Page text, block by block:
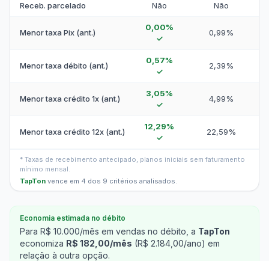
Receb. parcelado Não Não
Menor taxa Pix (ant.)
0,00%
✓
0,99%
Menor taxa débito (ant.)
0,57%
✓
2,39%
Menor taxa crédito 1x (ant.)
3,05%
✓
4,99%
Menor taxa crédito 12x (ant.)
12,29%
✓
22,59%
* Taxas de recebimento antecipado, planos iniciais sem faturamento
mínimo mensal.
TapTon vence em 4 dos 9 critérios analisados.
Economia estimada no débito
Para R$ 10.000/mês em vendas no débito, a TapTon
economiza R$ 182,00/mês (R$ 2.184,00/ano) em
relação à outra opção.